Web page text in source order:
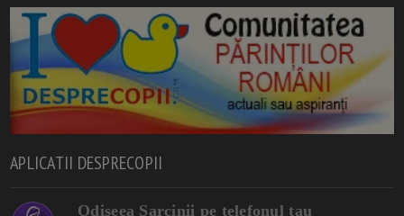
APLICATII DESPRECOPII
Odiseea Sarcinii pe telefonul tau